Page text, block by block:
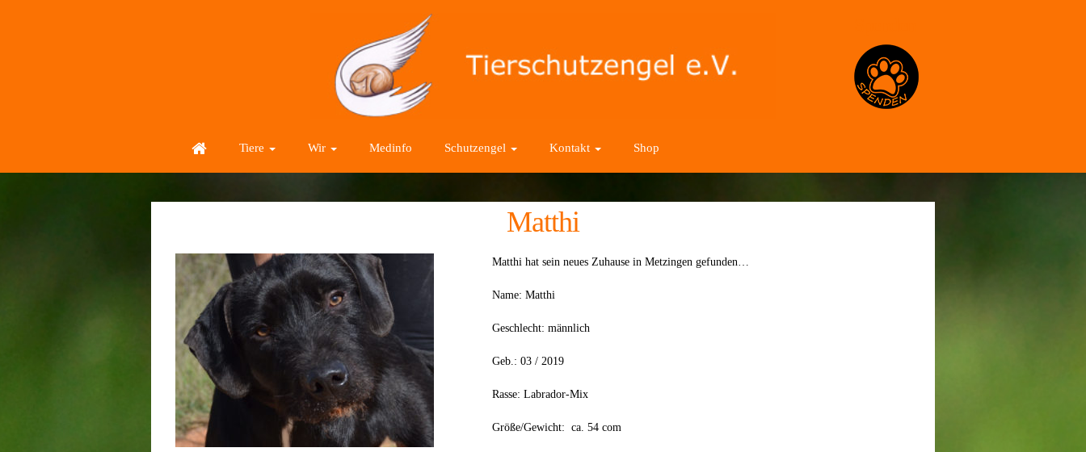
Tiere Wir Medinfo Schutzengel Kontakt Shop
Matthi
Matthi hat sein neues Zuhause in Metzingen gefunden…
Name: Matthi
Geschlecht: männlich
Geb.: 03 / 2019
Rasse: Labrador-Mix
Größe/Gewicht: ca. 54 com